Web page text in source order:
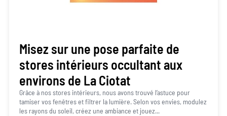
Misez sur une pose parfaite de
stores intérieurs occultant aux
environs de La Ciotat
Grâce à nos stores intérieurs, nous avons trouvé l’astuce pour
tamiser vos fenêtres et filtrer la lumière. Selon vos envies, modulez
les rayons du soleil, créez une ambiance et jouez...